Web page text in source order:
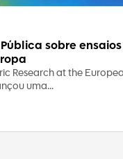
sobre ensaios
Research at the
uma...